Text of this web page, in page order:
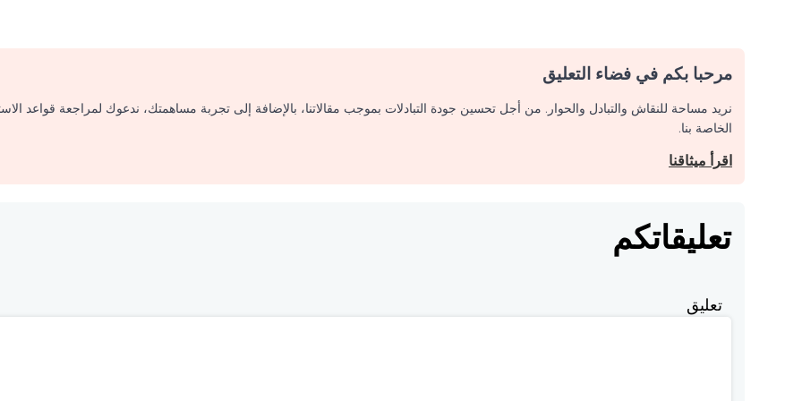
مرحبا بكم في فضاء التعليق
نريد مساحة للنقاش والتبادل والحوار. من أجل تحسين جودة التبادلات بموجب مقالاتنا، بالإضافة إلى تجربة مساهمتك، ندعوك لمراجعة قواعد
الخاصة بنا.
اقرأ ميثاقنا
تعليقاتكم
تعليق